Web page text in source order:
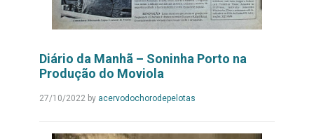
Diário da Manhã – Soninha Porto na
Produção do Moviola
27/10/2022 by acervodochorodepelotasLeia